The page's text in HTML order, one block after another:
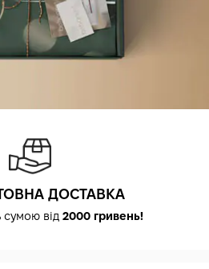
ДОСТАВКА
від 2000 гривень!